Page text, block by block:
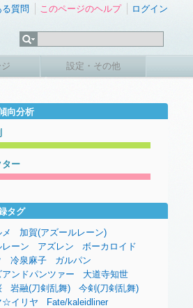
る質問 このページのヘルプ ログイン
設定・その他
向分析
ター
タグ
加賀(アズールレーン)
ーン
アズレン
ボーカロイド
冷泉麻子
ガルパン
アンドパンツァー
大道寺知世
岩融(刀剣乱舞)
今剣(刀剣乱舞)
☆イリヤ
Fate/kaleidliner